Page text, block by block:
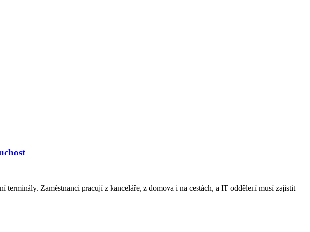
Zaměstnanci pracují z kanceláře, z domova i na cestách, a IT oddělení musí zajistit